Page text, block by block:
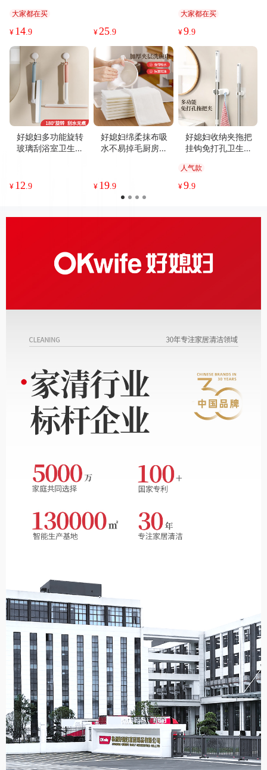
大家都在买
¥ 14.9 ¥25.9
刷锅碗刷
大家都在买
¥9.9
好媳妇多功能旋转
玻璃刮浴室卫生间
¥ 12 .9
好媳妇绵柔抹布吸
水不易掉毛厨房专
¥ 19 .9
好媳妇收纳夹拖把
挂钩免打孔卫生间
称重拖把夹
人气款
¥9.9